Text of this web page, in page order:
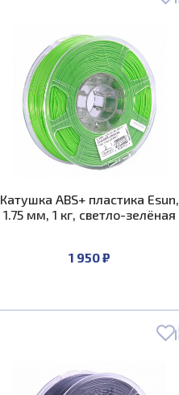
Катушка ABS+ пластика Esun,
1.75 мм, 1 кг, светло-зелёная
1 950 ₽